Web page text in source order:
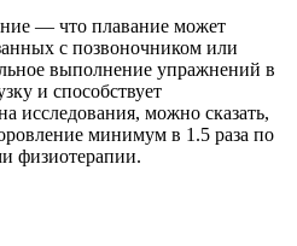
— что плавание может
с позвоночником или
выполнение упражнений в
и способствует
исследования, можно сказать,
минимум в 1.5 раза по
физиотерапии.